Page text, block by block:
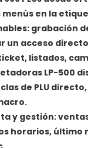
menús en la
grabación
un acceso
listados,
LP-500
de PLU
y gestión:
horarios, último